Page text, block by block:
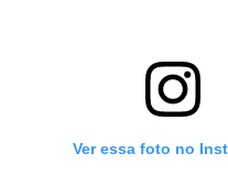
Ver essa foto no